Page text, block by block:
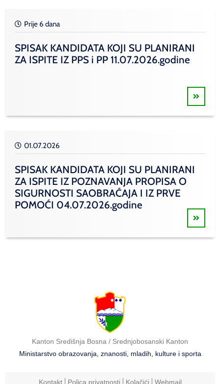
Prije 6 dana
SPISAK KANDIDATA KOJI SU PLANIRANI
ZA ISPITE IZ PPS i PP 11.07.2026.godine
01.07.2026
SPISAK KANDIDATA KOJI SU PLANIRANI
ZA ISPITE IZ POZNAVANJA PROPISA O
SIGURNOSTI SAOBRAĆAJA I IZ PRVE
POMOĆI 04.07.2026.godine
Kanton Središnja Bosna / Srednjobosanski Kanton
Ministarstvo obrazovanja, znanosti, mladih, kulture i sporta
Kontakt Polica privatnosti Kolačići Webmail